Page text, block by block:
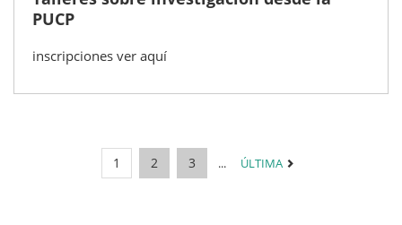
PUCP
inscripciones ver aquí
1 2 3 ... ÚLTIMA